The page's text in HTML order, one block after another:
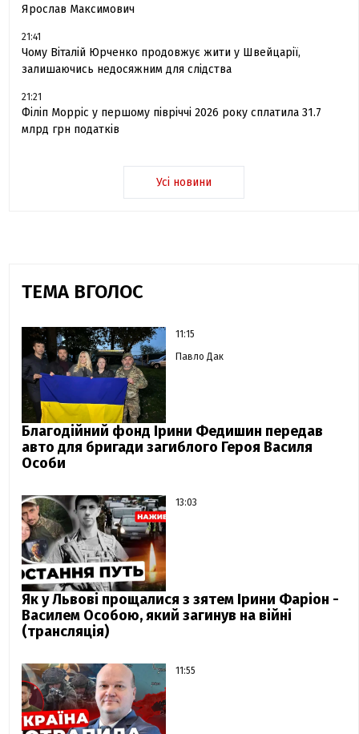
Ярослав Максимович
21:41
Чому Віталій Юрченко продовжує жити у Швейцарії,
залишаючись недосяжним для слідства
21:21
Філіп Морріс у першому півріччі 2026 року сплатила 31.7
млрд грн податків
Усі новини
ТЕМА ВГОЛОС
11:15
Павло Дак
Благодійний фонд Ірини Федишин передав
авто для бригади загиблого Героя Василя
Особи
13:03
Як у Львові прощалися з зятем Ірини Фаріон -
Василем Особою, який загинув на війні
(трансляція)
11:55